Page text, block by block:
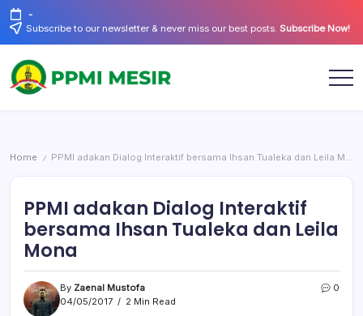
Skip
to
content
-
Subscribe to our newsletter & never miss our best posts. Subscribe Now!
Home / PPMI adakan Dialog Interaktif bersama Ihsan Tualeka dan Leila Mona
PPMI adakan Dialog Interaktif
bersama Ihsan Tualeka dan Leila
Mona
By Zaenal Mustofa
04/05/2017
2 Min Read
0